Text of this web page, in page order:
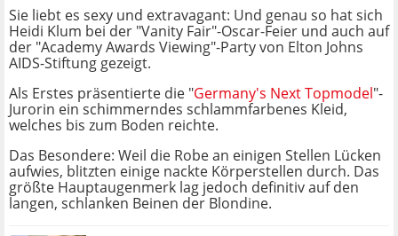
Sie liebt es sexy und extravagant: Und genau so hat sich
Heidi Klum bei der "Vanity Fair"-Oscar-Feier und auch auf
der "Academy Awards Viewing"-Party von Elton Johns
AIDS-Stiftung gezeigt.
Als Erstes präsentierte die "Germany's Next Topmodel"-
Jurorin ein schimmerndes schlammfarbenes Kleid,
welches bis zum Boden reichte.
Das Besondere: Weil die Robe an einigen Stellen Lücken
aufwies, blitzten einige nackte Körperstellen durch. Das
größte Hauptaugenmerk lag jedoch definitiv auf den
langen, schlanken Beinen der Blondine.